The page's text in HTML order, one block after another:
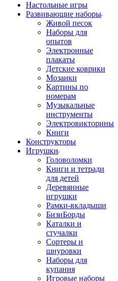
Настольные игры
Развивающие наборы
Живой песок
Наборы для
опытов
Электронные
плакаты
Детские коврики
Мозаики
Картины по
номерам
Музыкальные
инструменты
Электровикторины
Книги
Конструкторы
Игрушки
Головоломки
Книги и тетради
для детей
Деревянные
игрушки
Рамки-вкладыши
БизиБорды
Каталки и
стучалки
Сортеры и
шнуровки
Наборы для
купания
Игровые наборы